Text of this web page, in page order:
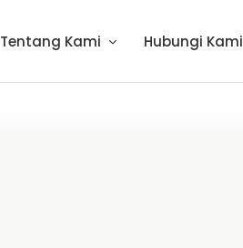
Tentang Kami Hubungi Kami